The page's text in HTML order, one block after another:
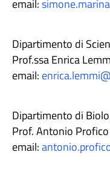
email:
Dipartimento di
Prof.ssa Enrica
email:
Dipartimento di
Prof. Antonio Profico
email: